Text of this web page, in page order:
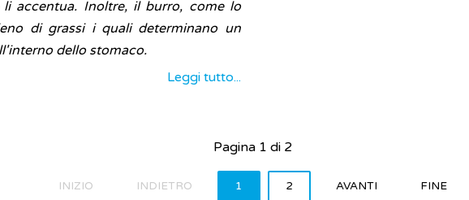
accentua. Inoltre, il burro, come lo
di grassi i quali determinano un
dello stomaco.
Leggi tutto...
Pagina 1 di 2
INIZIO INDIETRO 1 2 AVANTI FINE